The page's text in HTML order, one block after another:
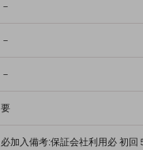
－
－
－
要
必加入備考:保証会社利用必 初回